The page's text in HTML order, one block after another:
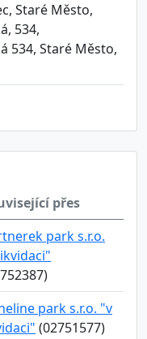
Staré Město,
534,
534, Staré Město,
přes
park s.r.o.
park s.r.o. "v
(02751577)